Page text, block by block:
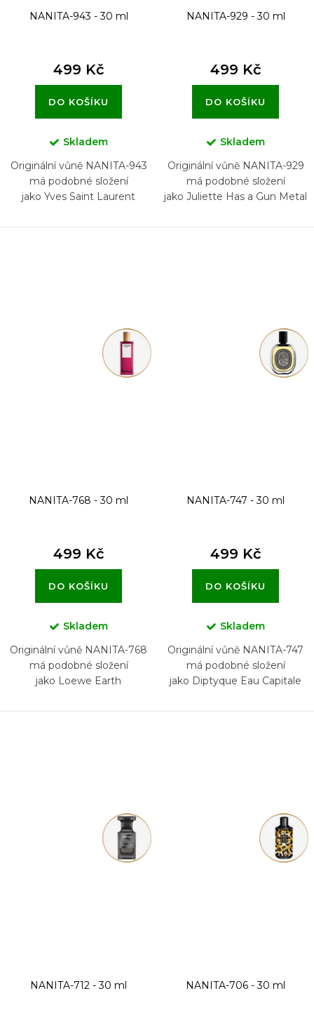
NANITA-943 - 30 ml
499 Kč
DO KOŠÍKU
Skladem
Originální vůně NANITA-943
má podobné složení
jako Yves Saint Laurent
NANITA-929 - 30 ml
499 Kč
DO KOŠÍKU
Skladem
Originální vůně NANITA-929
má podobné složení
jako Juliette Has a Gun Metal
NANITA-768 - 30 ml
499 Kč
DO KOŠÍKU
Skladem
Originální vůně NANITA-768
má podobné složení
jako Loewe Earth
NANITA-747 - 30 ml
499 Kč
DO KOŠÍKU
Skladem
Originální vůně NANITA-747
má podobné složení
jako Diptyque Eau Capitale
NANITA-712 - 30 ml NANITA-706 - 30 ml